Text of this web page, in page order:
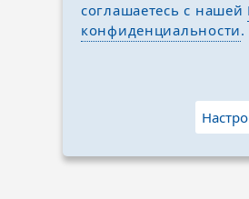
соглашаетесь с нашей
конфиденциальности.